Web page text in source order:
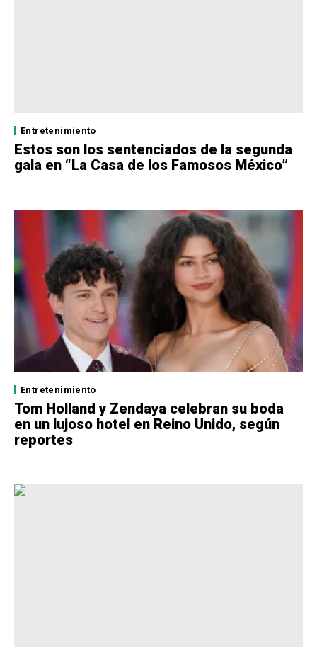
Entretenimiento
Estos son los sentenciados de la segunda
gala en “La Casa de los Famosos México”
Entretenimiento
Tom Holland y Zendaya celebran su boda
en un lujoso hotel en Reino Unido, según
reportes